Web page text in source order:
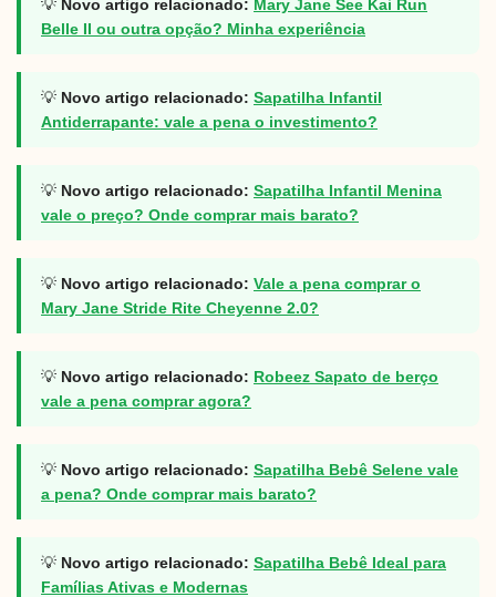
💡 Novo artigo relacionado: Mary Jane See Kai Run
Belle II ou outra opção? Minha experiência
💡 Novo artigo relacionado: Sapatilha Infantil
Antiderrapante: vale a pena o investimento?
💡 Novo artigo relacionado: Sapatilha Infantil Menina
vale o preço? Onde comprar mais barato?
💡 Novo artigo relacionado: Vale a pena comprar o
Mary Jane Stride Rite Cheyenne 2.0?
💡 Novo artigo relacionado: Robeez Sapato de berço
vale a pena comprar agora?
💡 Novo artigo relacionado: Sapatilha Bebê Selene vale
a pena? Onde comprar mais barato?
💡 Novo artigo relacionado: Sapatilha Bebê Ideal para
Famílias Ativas e Modernas